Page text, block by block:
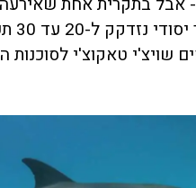
ילד
שויצ'י טאקוצ'י לסוכנות